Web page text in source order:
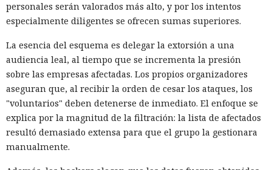
personales serán valorados más alto, y por los intentos
especialmente diligentes se ofrecen sumas superiores.
La esencia del esquema es delegar la extorsión a una
audiencia leal, al tiempo que se incrementa la presión
sobre las empresas afectadas. Los propios organizadores
aseguran que, al recibir la orden de cesar los ataques, los
"voluntarios" deben detenerse de inmediato. El enfoque se
explica por la magnitud de la filtración: la lista de afectados
resultó demasiado extensa para que el grupo la gestionara
manualmente.